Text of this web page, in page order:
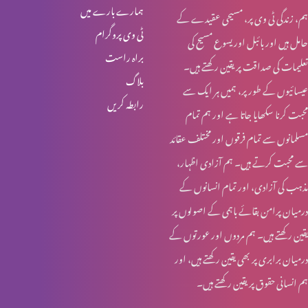
خواجہ سرا کا مقام کلام مقدس میں (حصہ 1)
قربانی کا گوشت اور خواتین کی زمداری
کرسمس اسپیشل: یسوع مسیح کا نسب نامہ اور خواتین
روزہ اور عورت کے شرعی مسایل (حصہ 4)
روزہ اور عورت کے شرعی مسایل (حصہ 3)
ہمارے بارے میں
ٹی وی پروگرام
براہ راست
بلاگ
رابطہ کریں
ہم، زندگی ٹی وی پر، مسیحی عقیدے کے
حامل ہیں اور بائبل اور یسوع مسیح کی
تعلیمات کی صداقت پر یقین رکھتے ہیں۔
عیسائیوں کے طور پر، ہمیں ہر ایک سے
محبت کرنا سکھایا جاتا ہے اور ہم تمام
مسلمانوں سے تمام فرقوں اور مختلف عقائد
سے محبت کرتے ہیں۔ ہم آزادی اظہار،
مذہب کی آزادی، اور تمام انسانوں کے
درمیان پرامن بقائے باہمی کے اصولوں پر
یقین رکھتے ہیں۔ ہم مردوں اور عورتوں کے
درمیان برابری پر بھی یقین رکھتے ہیں، اور
ہم انسانی حقوق پر یقین رکھتے ہیں۔